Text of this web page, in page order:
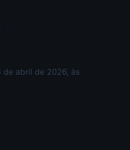
de abril de 2026, às